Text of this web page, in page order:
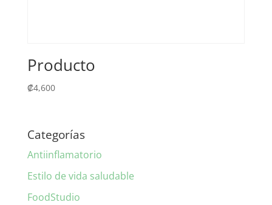
Producto
₡4,600
Categorías
Antiinflamatorio
Estilo de vida saludable
FoodStudio